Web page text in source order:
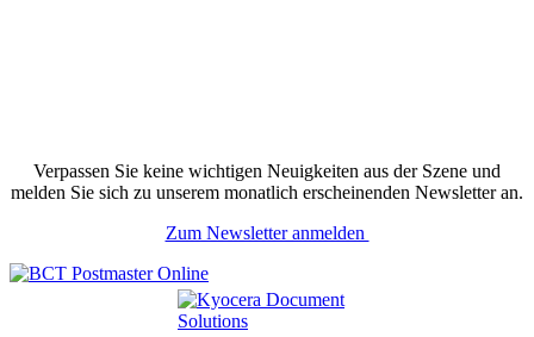
Verpassen Sie keine wichtigen Neuigkeiten aus der Szene und
melden Sie sich zu unserem monatlich erscheinenden Newsletter an.
Zum Newsletter anmelden